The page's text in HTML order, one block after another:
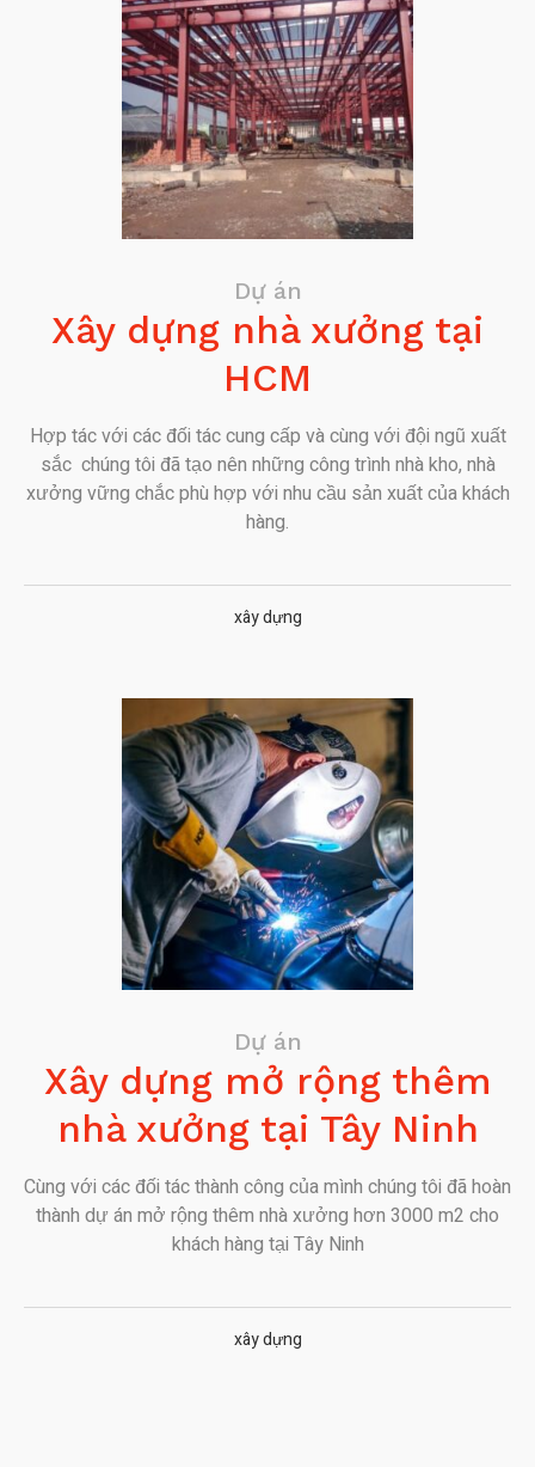
Dự án
Xây dựng nhà xưởng tại
HCM
Hợp tác với các đối tác cung cấp và cùng với đội ngũ xuất
sắc chúng tôi đã tạo nên những công trình nhà kho, nhà
xưởng vững chắc phù hợp với nhu cầu sản xuất của khách
hàng.
xây dựng
Dự án
Xây dựng mở rộng thêm
nhà xưởng tại Tây Ninh
Cùng với các đối tác thành công của mình chúng tôi đã hoàn
thành dự án mở rộng thêm nhà xưởng hơn 3000 m2 cho
khách hàng tại Tây Ninh
xây dựng